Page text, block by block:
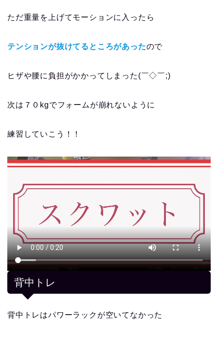
ただ重量を上げてモーションに入ったら
テンションが抜けてるところがあったので
ヒザや腰に負担がかかってしまった(￣◇￣;)
次は７０kgでフォームが崩れないように
練習していこう！！
背中トレ
背中トレはパワーラックが空いてなかった